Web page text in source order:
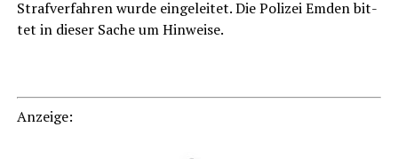
Straf­ver­fah­ren wur­de ein­ge­lei­tet. Die Poli­zei Emden bit­
tet in die­ser Sache um Hinweise.
Anzei­ge: